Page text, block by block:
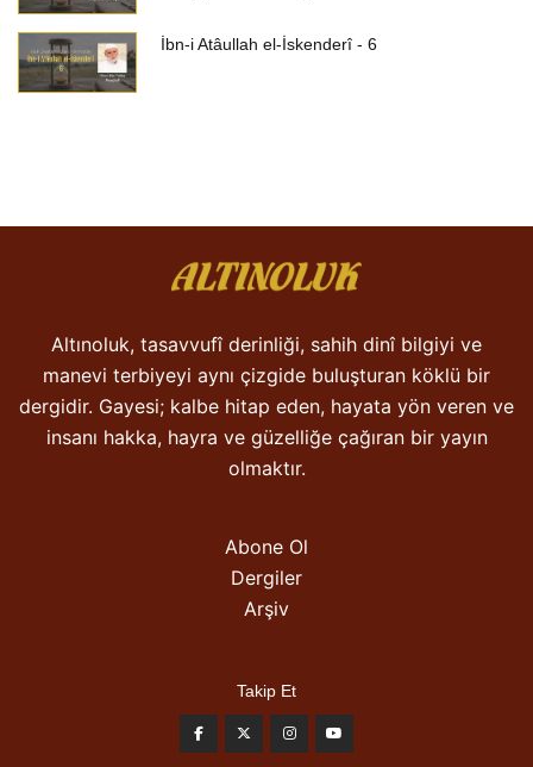
İbn-i Atâullah el-İskenderî - 6
Altınoluk, tasavvufî derinliği, sahih dinî bilgiyi ve
manevi terbiyeyi aynı çizgide buluşturan köklü bir
dergidir. Gayesi; kalbe hitap eden, hayata yön veren ve
insanı hakka, hayra ve güzelliğe çağıran bir yayın
olmaktır.
Abone Ol
Dergiler
Arşiv
Takip Et